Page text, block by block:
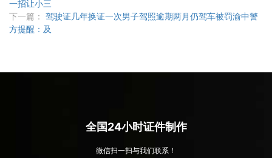
一招让小三
下一篇： 驾驶证几年换证一次男子驾照逾期两月仍驾车被罚渝中警
方提醒：及
全国24小时证件制作
微信扫一扫与我们联系！